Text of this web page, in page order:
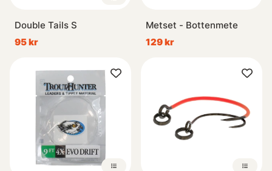
Double Tails S
95 kr
Metset - Bottenmete
129 kr